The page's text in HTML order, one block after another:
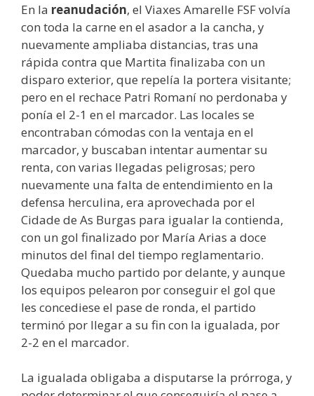
En la reanudación, el Viaxes Amarelle FSF volvía
con toda la carne en el asador a la cancha, y
nuevamente ampliaba distancias, tras una
rápida contra que Martita finalizaba con un
disparo exterior, que repelía la portera visitante;
pero en el rechace Patri Romaní no perdonaba y
ponía el 2-1 en el marcador. Las locales se
encontraban cómodas con la ventaja en el
marcador, y buscaban intentar aumentar su
renta, con varias llegadas peligrosas; pero
nuevamente una falta de entendimiento en la
defensa herculina, era aprovechada por el
Cidade de As Burgas para igualar la contienda,
con un gol finalizado por María Arias a doce
minutos del final del tiempo reglamentario.
Quedaba mucho partido por delante, y aunque
los equipos pelearon por conseguir el gol que
les concediese el pase de ronda, el partido
terminó por llegar a su fin con la igualada, por
2-2 en el marcador.
La igualada obligaba a disputarse la prórroga, y